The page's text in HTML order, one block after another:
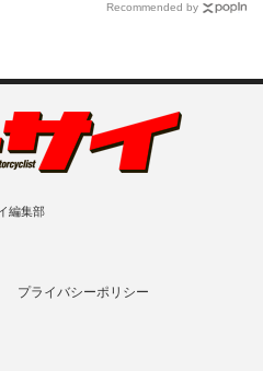
Recommended by
編集部
プライバシーポリシー